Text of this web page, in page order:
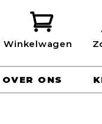
OVER ONS